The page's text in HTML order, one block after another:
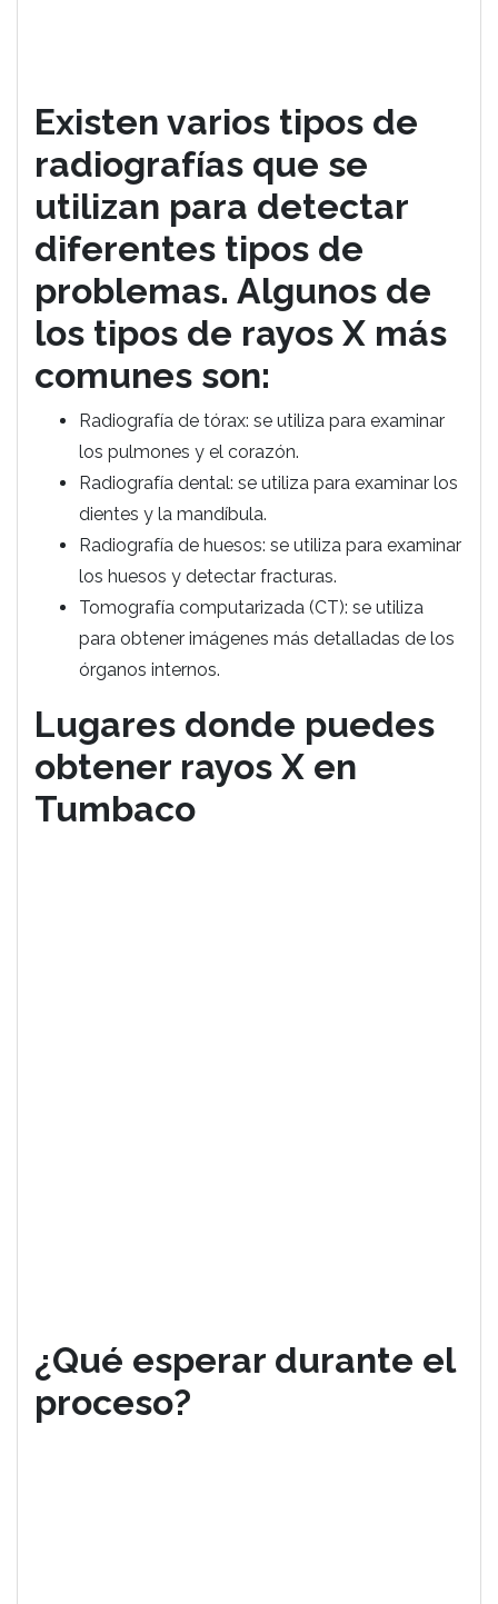
Existen varios tipos de
radiografías que se
utilizan para detectar
diferentes tipos de
problemas. Algunos de
los tipos de rayos X más
comunes son:
Radiografía de tórax: se utiliza para examinar
los pulmones y el corazón.
Radiografía dental: se utiliza para examinar los
dientes y la mandíbula.
Radiografía de huesos: se utiliza para examinar
los huesos y detectar fracturas.
Tomografía computarizada (CT): se utiliza
para obtener imágenes más detalladas de los
órganos internos.
Lugares donde puedes
obtener rayos X en
Tumbaco
¿Qué esperar durante el
proceso?